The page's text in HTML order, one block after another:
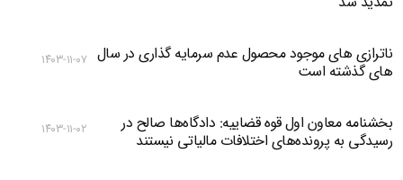
ناترازی های موجود محصول عدم سرمایه گذاری در سال
های گذشته است
۱۴۰۳-۱۱-۰۷
بخشنامه معاون اول قوه قضاییه: دادگاه‌‌ها صالح در
رسیدگی به پرونده‌های اختلافات مالیاتی نیستند
۱۴۰۳-۱۱-۰۲